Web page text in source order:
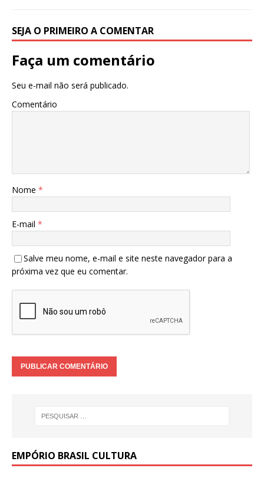
SEJA O PRIMEIRO A COMENTAR
Faça um comentário
Seu e-mail não será publicado.
Comentário
Nome *
E-mail *
Salve meu nome, e-mail e site neste navegador para a
próxima vez que eu comentar.
EMPÓRIO BRASIL CULTURA